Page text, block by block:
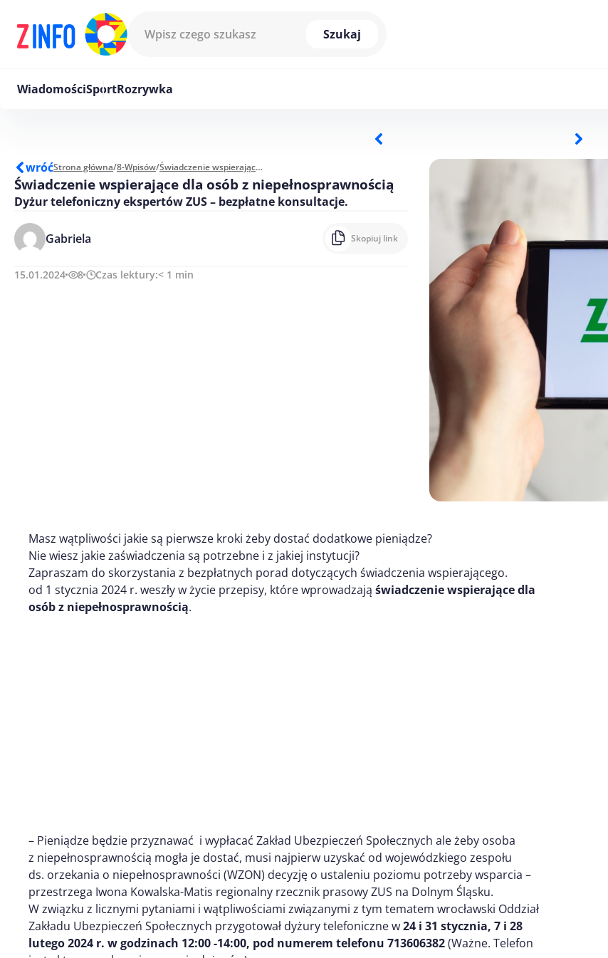
Szukaj
WiadomościSportRozrywka
wróćStrona główna/8-Wpisów/ Świadczenie wspierające dla osób z niepełnosprawnością
Świadczenie wspierające dla osób z niepełnosprawnością
Dyżur telefoniczny ekspertów ZUS – bezpłatne konsultacje.
Gabriela Skopiuj link
15.01.2024 8 Czas lektury:< 1 min
Masz wątpliwości jakie są pierwsze kroki żeby dostać dodatkowe pieniądze?
Nie wiesz jakie zaświadczenia są potrzebne i z jakiej instytucji?
Zapraszam do skorzystania z bezpłatnych porad dotyczących świadczenia wspierającego.
od 1 stycznia 2024 r. weszły w życie przepisy, które wprowadzają świadczenie wspierające dla
osób z niepełnosprawnością.
– Pieniądze będzie przyznawać i wypłacać Zakład Ubezpieczeń Społecznych ale żeby osoba
z niepełnosprawnością mogła je dostać, musi najpierw uzyskać od wojewódzkiego zespołu
ds. orzekania o niepełnosprawności (WZON) decyzję o ustaleniu poziomu potrzeby wsparcia –
przestrzega Iwona Kowalska-Matis regionalny rzecznik prasowy ZUS na Dolnym Śląsku.
W związku z licznymi pytaniami i wątpliwościami związanymi z tym tematem wrocławski Oddział
Zakładu Ubezpieczeń Społecznych przygotował dyżury telefoniczne w24 i 31 stycznia, 7 i 28
lutego 2024 r. w godzinach 12:00 -14:00, pod numerem telefonu 713606382(Ważne. Telefon